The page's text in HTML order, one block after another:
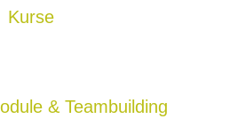
Kurse
& Teambuilding